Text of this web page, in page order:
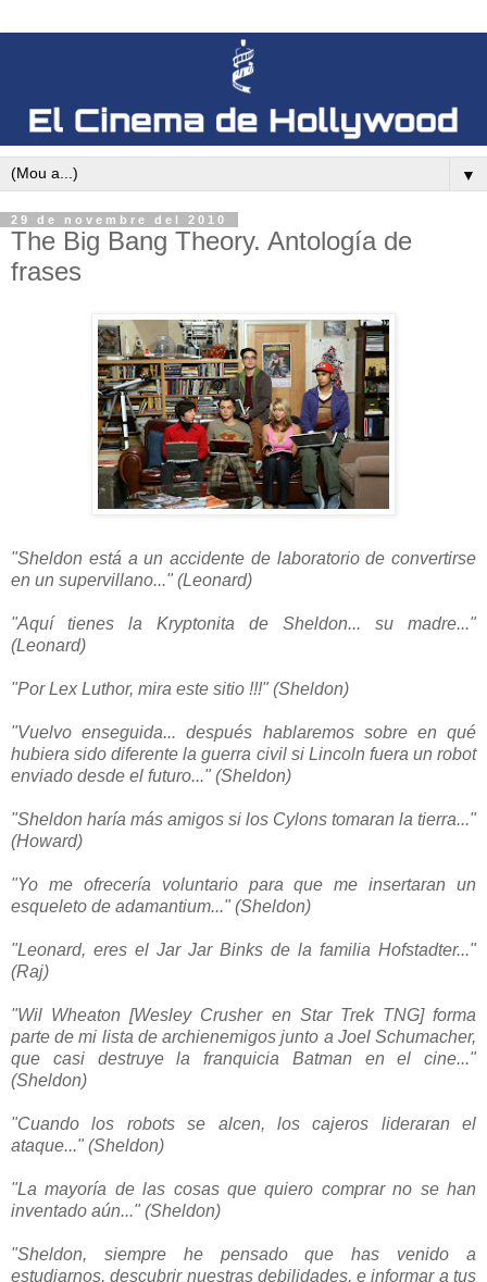
▼
29 de novembre del 2010
The Big Bang Theory. Antología de
frases
"Sheldon está a un accidente de laboratorio de convertirse
en un supervillano..." (Leonard)
"Aquí tienes la Kryptonita de Sheldon... su madre..."
(Leonard)
"Por Lex Luthor, mira este sitio !!!" (Sheldon)
"Vuelvo enseguida... después hablaremos sobre en qué
hubiera sido diferente la guerra civil si Lincoln fuera un robot
enviado desde el futuro..." (Sheldon)
"Sheldon haría más amigos si los Cylons tomaran la tierra..."
(Howard)
"Yo me ofrecería voluntario para que me insertaran un
esqueleto de adamantium..." (Sheldon)
"Leonard, eres el Jar Jar Binks de la familia Hofstadter..."
(Raj)
"Wil Wheaton [Wesley Crusher en Star Trek TNG] forma
parte de mi lista de archienemigos junto a Joel Schumacher,
que casi destruye la franquicia Batman en el cine..."
(Sheldon)
"Cuando los robots se alcen, los cajeros lideraran el
ataque..." (Sheldon)
"La mayoría de las cosas que quiero comprar no se han
inventado aún..." (Sheldon)
"Sheldon, siempre he pensado que has venido a
estudiarnos, descubrir nuestras debilidades, e informar a tus